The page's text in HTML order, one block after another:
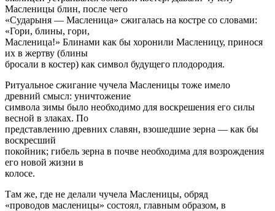
Масленицы блин, после чего
«Сударыня — Масленица» сжигалась на костре со словами:
«Гори, блины, гори,
Масленица!» Блинами как бы хоронили Масленицу, принося
их в жертву (блины
бросали в костер) как символ будущего плодородия.
Ритуальное сжигание чучела Масленицы тоже имело
древний смысл: уничтожение
символа зимы было необходимо для воскрешения его силы
весной в злаках. По
представлению древних славян, взошедшие зерна — как бы
воскресший
покойник; гибель зерна в почве необходима для возрождения
его новой жизни в
колосе.
Там же, где не делали чучела Масленицы, обряд
«проводов масленицы» состоял, главным образом, в